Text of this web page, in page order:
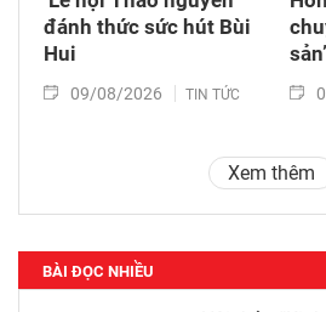
đánh thức sức hút Bùi
Hui
09/08/2026 TIN TỨC
Xem thêm
BÀI ĐỌC NHIỀU